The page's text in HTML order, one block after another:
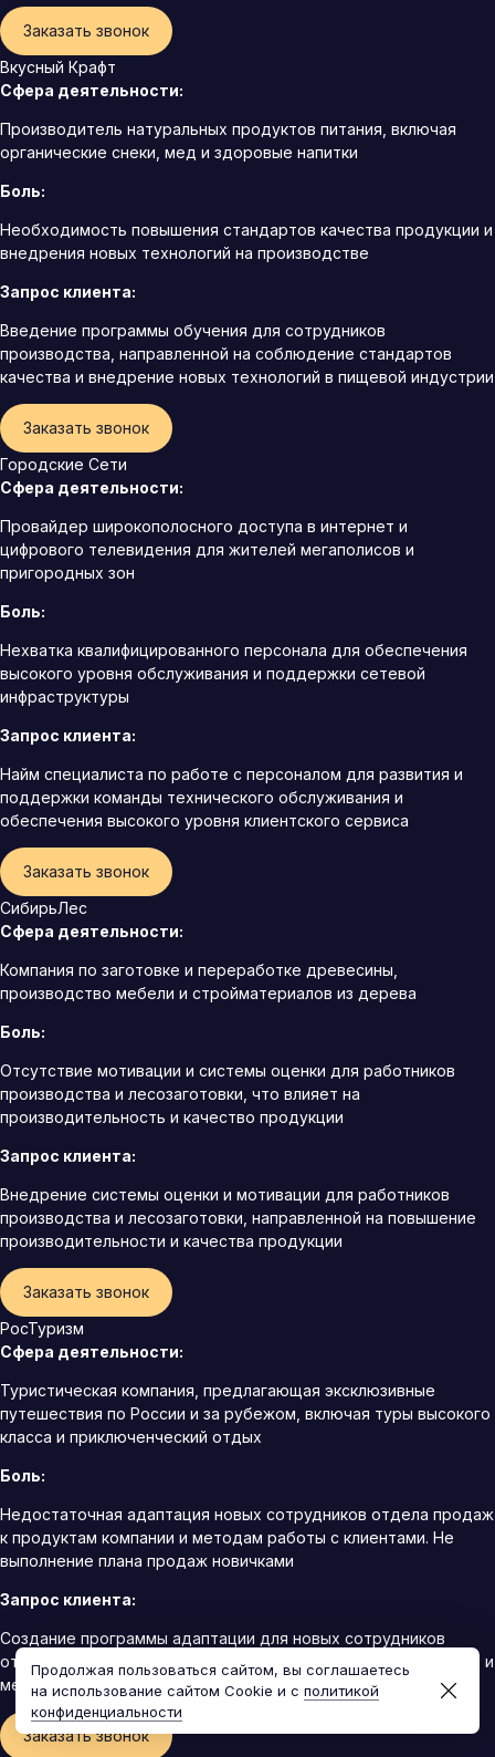
Заказать звонок
Вкусный Крафт
Сфера деятельности:
Производитель натуральных продуктов питания, включая
органические снеки, мед и здоровые напитки
Боль:
Необходимость повышения стандартов качества продукции и
внедрения новых технологий на производстве
Запрос клиента:
Введение программы обучения для сотрудников
производства, направленной на соблюдение стандартов
качества и внедрение новых технологий в пищевой индустрии
Заказать звонок
Городские Сети
Сфера деятельности:
Провайдер широкополосного доступа в интернет и
цифрового телевидения для жителей мегаполисов и
пригородных зон
Боль:
Нехватка квалифицированного персонала для обеспечения
высокого уровня обслуживания и поддержки сетевой
инфраструктуры
Запрос клиента:
Найм специалиста по работе с персоналом для развития и
поддержки команды технического обслуживания и
обеспечения высокого уровня клиентского сервиса
Заказать звонок
СибирьЛес
Сфера деятельности:
Компания по заготовке и переработке древесины,
производство мебели и стройматериалов из дерева
Боль:
Отсутствие мотивации и системы оценки для работников
производства и лесозаготовки, что влияет на
производительность и качество продукции
Запрос клиента:
Внедрение системы оценки и мотивации для работников
производства и лесозаготовки, направленной на повышение
производительности и качества продукции
Заказать звонок
РосТуризм
Сфера деятельности:
Туристическая компания, предлагающая эксклюзивные
путешествия по России и за рубежом, включая туры высокого
класса и приключенческий отдых
Боль:
Недостаточная адаптация новых сотрудников отдела продаж
к продуктам компании и методам работы с клиентами. Не
выполнение плана продаж новичками
Запрос клиента:
Создание программы адаптации для новых сотрудников
отдела продаж, включая знакомство с продуктами компании и
методами продаж
Заказать звонок
Продолжая пользоваться сайтом, вы соглашаетесь
на использование сайтом Cookie и с политикой
конфиденциальности